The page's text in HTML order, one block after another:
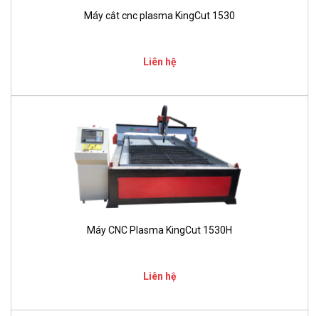
Máy cắt cnc plasma KingCut 1530
Liên hệ
Máy CNC Plasma KingCut 1530H
Liên hệ